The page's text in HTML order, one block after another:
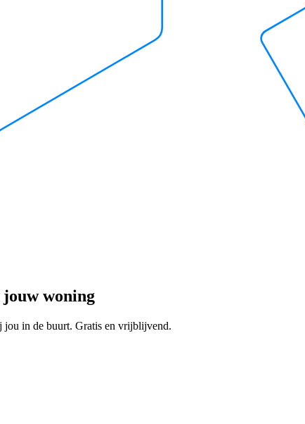
jouw woning
jou in de buurt. Gratis en vrijblijvend.